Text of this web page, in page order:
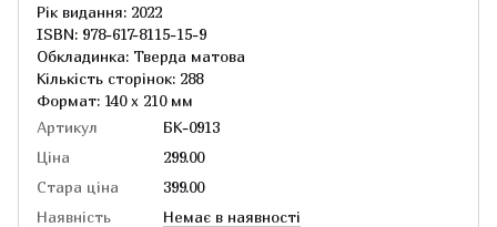
Рік видання: 2022
ISBN: 978-617-8115-15-9
Обкладинка: Тверда матова
Кількість сторінок: 288
Формат: 140 х 210 мм
Артикул
БК-0913
Ціна
299.00
Стара ціна
399.00
Наявність
Немає в наявності